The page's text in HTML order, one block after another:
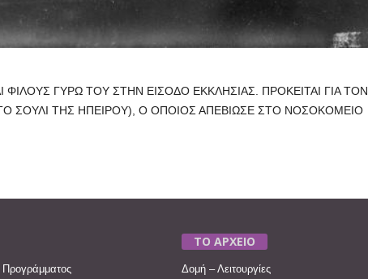
ΓΥΡΩ ΤΟΥ ΣΤΗΝ ΕΙΣΟΔΟ ΕΚΚΛΗΣΙΑΣ. ΠΡΟΚΕΙΤΑΙ ΓΙΑ ΤΟΝ
ΤΗΣ ΗΠΕΙΡΟΥ), Ο ΟΠΟΙΟΣ ΑΠΕΒΙΩΣΕ ΣΤΟ ΝΟΣΟΚΟΜΕΙΟ
Προγράμματος
ΤΟ ΑΡΧΕΙΟ
Δομή – Λειτουργίες